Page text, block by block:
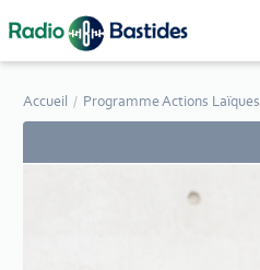
Accueil Programme Actions Laïques